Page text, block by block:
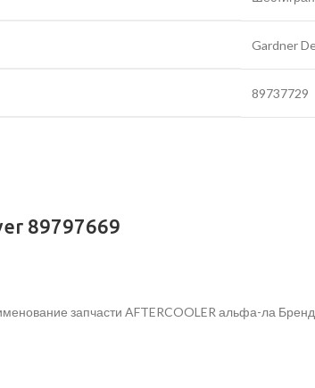
Gardner
89737729
89797669
запчасти AFTERCOOLER альфа-ла